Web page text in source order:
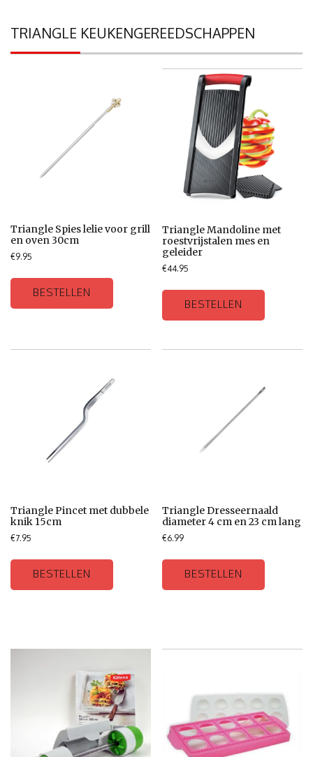
TRIANGLE KEUKENGEREEDSCHAPPEN
Triangle Spies lelie voor grill
en oven 30cm
€9.95
BESTELLEN
Triangle Mandoline met
roestvrijstalen mes en
geleider
€44.95
BESTELLEN
Triangle Pincet met dubbele
knik 15cm
€7.95
BESTELLEN
Triangle Dresseernaald
diameter 4 cm en 23 cm lang
€6.99
BESTELLEN